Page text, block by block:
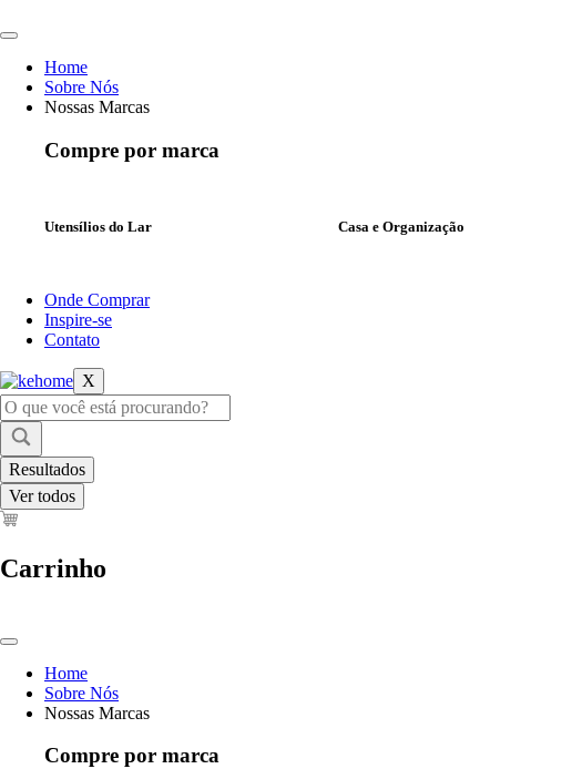
para
conteúdoHome
Sobre Nós
Nossas Marcas
Compre por marca
Utensílios do Lar Casa e Organização
Onde Comprar
Inspire-se
Contato
X
Pesquisar
...
Resultados
Ver todos
Carrinho
Home
Sobre Nós
Nossas Marcas
Compre por marca